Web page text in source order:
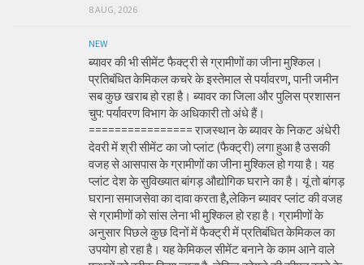
8 AUG, 2026
NEW
ब्यावर की भी सीमेंट फैक्ट्री से ग्रामीणों का जीना मुश्किल।
प्रतिबंधित केमिकल कचरे के इस्तेमाल से पर्यावरण, पानी जमीन
सब कुछ खराब हो रहा है। ब्यावर का जिला और पुलिस प्रशासन
चुप: पर्यावरण विभाग के अधिकारी तो अंधे हैं।
================ राजस्थान के ब्यावर के निकट अंधेरी
देवरी में श्री सीमेंट का जो प्लांट (फैक्ट्री) लगा हुआ है उसकी
वजह से आसपास के ग्रामीणों का जीना मुश्किल हो गया है। यह
प्लांट देश के सुविख्यात बांगड़ औद्योगिक घराने का है। यूं तो बांगड़
घराना समाजसेवा का दावा करता है,लेकिन ब्यावर प्लांट की वजह
से ग्रामीणों को सांस लेना भी मुश्किल हो रहा है। ग्रामीणों के
अनुसार पिछले कुछ दिनों में फैक्ट्री में प्रतिबंधित केमिकल का
उपयोग हो रहा है। यह केमिकल सीमेंट बनाने के काम आने वाले